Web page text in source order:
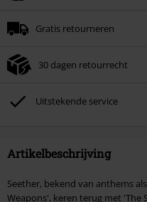
Gratis retourneren
30 dagen retourrecht
Uitstekende service
Artikelbeschrijving
Seether, bekend van anthems
Weapons', keren terug met 'The